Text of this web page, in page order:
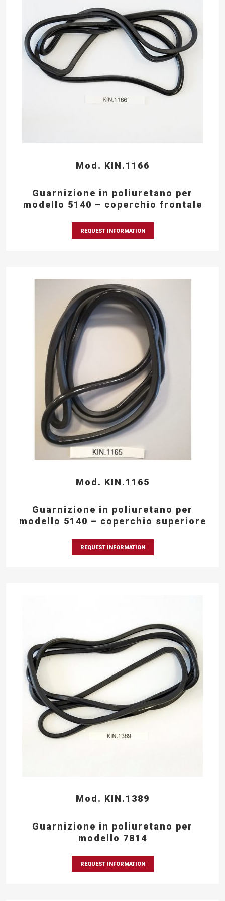
Mod. KIN.1166
Guarnizione in poliuretano per
modello 5140 – coperchio frontale
REQUEST INFORMATION
Mod. KIN.1165
Guarnizione in poliuretano per
modello 5140 – coperchio superiore
REQUEST INFORMATION
Mod. KIN.1389
Guarnizione in poliuretano per
modello 7814
REQUEST INFORMATION